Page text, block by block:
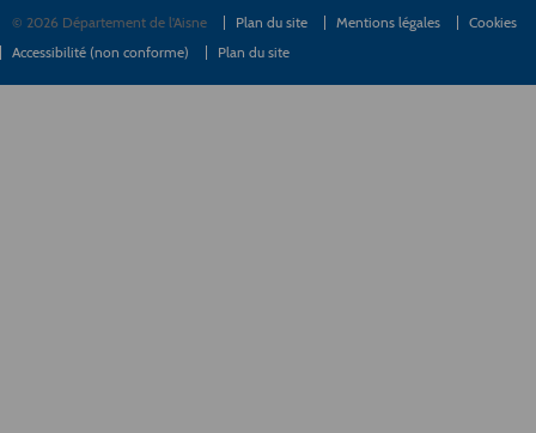
© 2026 Département de l'Aisne Plan du site Mentions légales
Cookies
Accessibilité (non conforme)
Plan du site